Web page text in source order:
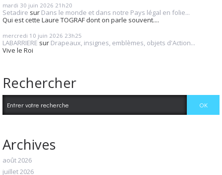
mardi 30 juin 2026 21h20
Setadire sur Dans le monde et dans notre Pays légal en folie...
Qui est cette Laure TOGRAF dont on parle souvent....
mercredi 10 juin 2026 23h25
LABARRIERE sur Drapeaux, insignes, emblèmes, objets d'Action...
Vive le Roi
Rechercher
Archives
août 2026
juillet 2026